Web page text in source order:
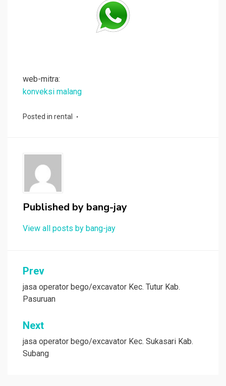
web-mitra:
konveksi malang
Posted in rental
Published by bang-jay
View all posts by bang-jay
Post
navigation
Prev
jasa operator bego/excavator Kec. Tutur Kab.
Pasuruan
Next
jasa operator bego/excavator Kec. Sukasari Kab.
Subang